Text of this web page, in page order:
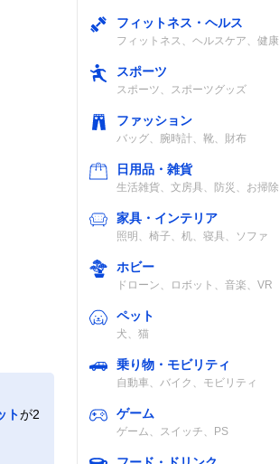
トが2
フィットネス・ヘルス
フィットネス、ヘルスケア、健康
スポーツ
スポーツ、スポーツグッズ
ファッション
バッグ、腕時計、靴、財布
日用品・雑貨
生活雑貨、文房具、防災、お掃除
家具・インテリア
照明、椅子、机、寝具、ソファ
ホビー
ドローン、ロボット、音楽、VR
ペット
犬、猫
乗り物・モビリティ
自動車、バイク、モビリティ
ゲーム
ゲーム、スイッチ、PS